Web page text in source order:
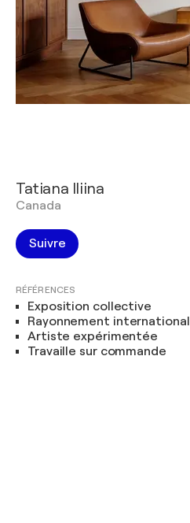
Tatiana Iliina
Canada
Suivre
RÉFÉRENCES
Exposition collective
Rayonnement international
Artiste expérimentée
Travaille sur commande